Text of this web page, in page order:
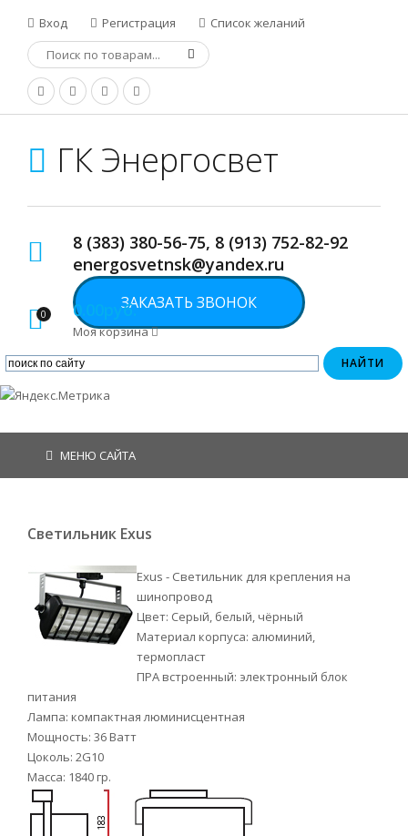
Вход Регистрация Список желаний
ГК Энергосвет
8 (383) 380-56-75, 8 (913) 752-82-92
energosvetnsk@yandex.ru
ЗАКАЗАТЬ ЗВОНОК
0 0.00руб.
Моя корзина
МЕНЮ САЙТА
Светильник Exus
Exus - Светильник для крепления на
шинопровод
Цвет: Серый, белый, чёрный
Материал корпуса: алюминий,
термопласт
ПРА встроенный: электронный блок
питания
Лампа: компактная люминисцентная
Мощность: 36 Ватт
Цоколь: 2G10
Масса: 1840 гр.